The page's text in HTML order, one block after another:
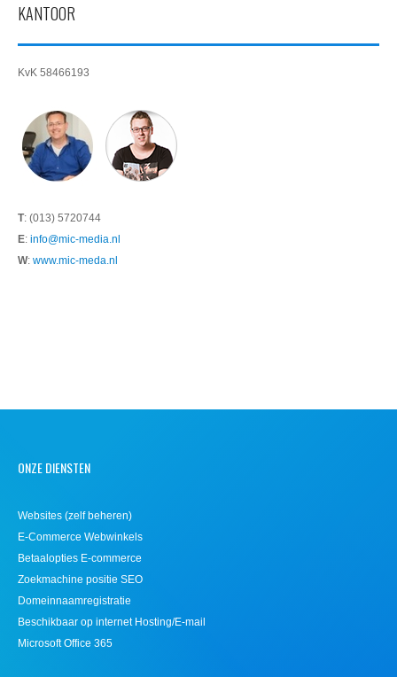
KANTOOR
KvK 58466193
T: (013) 5720744
E: info@mic-media.nl
W: www.mic-meda.nl
ONZE DIENSTEN
Websites (zelf beheren)
E-Commerce Webwinkels
Betaalopties E-commerce
Zoekmachine positie SEO
Domeinnaamregistratie
Beschikbaar op internet Hosting/E-mail
Microsoft Office 365